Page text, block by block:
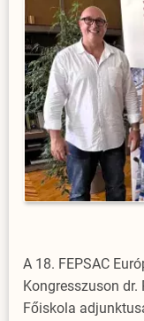
A 18. FEPSAC
Kongresszuson
Főiskola